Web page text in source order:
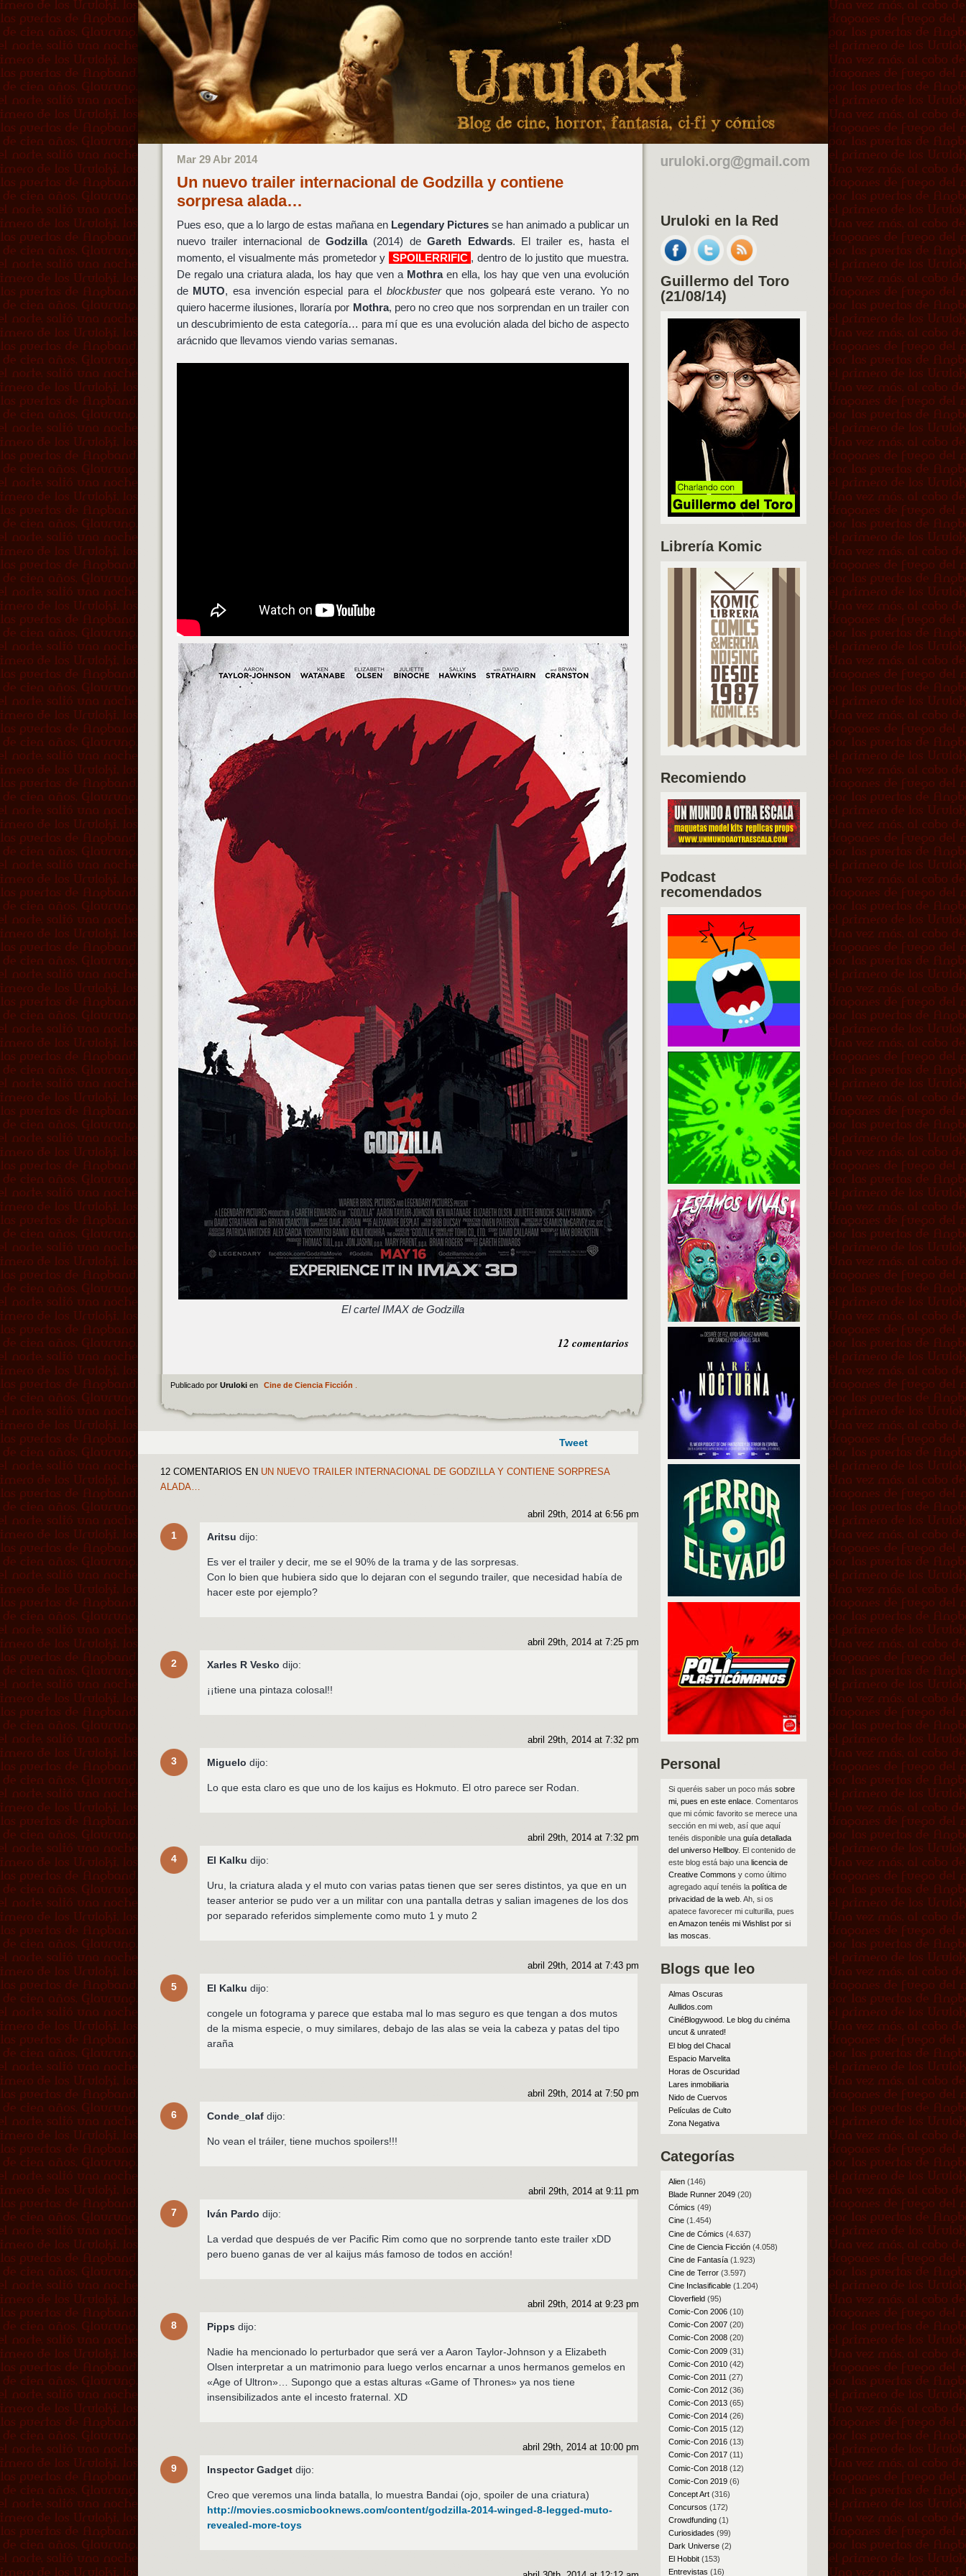
Mar 29 Abr 2014
Un nuevo trailer internacional de Godzilla y contiene
sorpresa alada…
Pues eso, que a lo largo de estas mañana en Legendary Picturesse han animado a publicar un
nuevo trailer internacional deGodzilla(2014) deGareth Edwards. El trailer es, hasta el
momento, el visualmente más prometedor y SPOILERRIFIC , dentro de lo justito que muestra.
De regalo una criatura alada, los hay que ven a Mothraen ella, los hay que ven una evolución
de MUTO, esa invención especial para el blockbusterque nos golpeará este verano. Yo no
quiero hacerme ilusiones, lloraría por Mothra, pero no creo que nos sorprendan en un trailer con
un descubrimiento de esta categoría… para mí que es una evolución alada del bicho de aspecto
arácnido que llevamos viendo varias semanas.
El cartel IMAX de Godzilla
12 comentarios
Publicado por Uruloki en Cine de Ciencia Ficción
Tweet
12 COMENTARIOS EN UN NUEVO TRAILER INTERNACIONAL DE GODZILLA Y CONTIENE SORPRESA
ALADA…
1
abril 29th, 2014 at 6:56 pm
Aritsu dijo:
Es ver el trailer y decir, me se el 90% de la trama y de las sorpresas.
Con lo bien que hubiera sido que lo dejaran con el segundo trailer, que necesidad había de
hacer este por ejemplo?
2
abril 29th, 2014 at 7:25 pm
Xarles R Vesko dijo:
¡¡tiene una pintaza colosal!!
3
abril 29th, 2014 at 7:32 pm
Miguelo dijo:
Lo que esta claro es que uno de los kaijus es Hokmuto. El otro parece ser Rodan.
4
abril 29th, 2014 at 7:32 pm
El Kalku dijo:
Uru, la criatura alada y el muto con varias patas tienen que ser seres distintos, ya que en un
teaser anterior se pudo ver a un militar con una pantalla detras y salian imagenes de los dos
por separado referidos simplemente como muto 1 y muto 2
5
abril 29th, 2014 at 7:43 pm
El Kalku dijo:
congele un fotograma y parece que estaba mal lo mas seguro es que tengan a dos mutos
de la misma especie, o muy similares, debajo de las alas se veia la cabeza y patas del tipo
araña
6
abril 29th, 2014 at 7:50 pm
Conde_olaf dijo:
No vean el tráiler, tiene muchos spoilers!!!
7
abril 29th, 2014 at 9:11 pm
Iván Pardo dijo:
La verdad que después de ver Pacific Rim como que no sorprende tanto este trailer xDD
pero bueno ganas de ver al kaijus más famoso de todos en acción!
8
abril 29th, 2014 at 9:23 pm
Pipps dijo:
Nadie ha mencionado lo perturbador que será ver a Aaron Taylor-Johnson y a Elizabeth
Olsen interpretar a un matrimonio para luego verlos encarnar a unos hermanos gemelos en
«Age of Ultron»… Supongo que a estas alturas «Game of Thrones» ya nos tiene
insensibilizados ante el incesto fraternal. XD
9
abril 29th, 2014 at 10:00 pm
Inspector Gadget dijo:
Creo que veremos una linda batalla, lo muestra Bandai (ojo, spoiler de una criatura)
http://movies.cosmicbooknews.com/content/godzilla-2014-winged-8-legged-muto-
revealed-more-toys
Uruloki en la Red
Guillermo del Toro
(21/08/14)
Librería Komic
Recomiendo
Podcast
recomendados
Personal
Si queréis saber un poco más sobre
mi, pues en este enlace. Comentaros
que mi cómic favorito se merece una
sección en mi web, así que aquí
tenéis disponible una guía detallada
del universo Hellboy. El contenido de
este blog está bajo una licencia de
Creative Commons y como último
agregado aquí tenéis la política de
privacidad de la web. Ah, si os
apatece favorecer mi culturilla, pues
en Amazon tenéis mi Wishlist por si
las moscas
Blogs que leo
Almas Oscuras
Aullidos.com
CinéBlogywood. Le blog du cinéma
uncut & unrated!
El blog del Chacal
Espacio Marvelita
Horas de Oscuridad
Lares inmobiliaria
Nido de Cuervos
Películas de Culto
Zona Negativa
Categorías
Alien(146)
Blade Runner 2049(20)
Cómics (49)
Cine(1.454)
Cine de Cómics (4.637)
Cine de Ciencia Ficción(4.058)
Cine de Fantasía(1.923)
Cine de Terror(3.597)
Cine Inclasificable(1.204)
Cloverfield(95)
Comic-Con 2006(10)
Comic-Con 2007(20)
Comic-Con 2008(20)
Comic-Con 2009(31)
Comic-Con 2010(42)
Comic-Con 2011 (27)
Comic-Con 2012(36)
Comic-Con 2013(65)
Comic-Con 2014(26)
Comic-Con 2015(12)
Comic-Con 2016(13)
Comic-Con 2017(11)
Comic-Con 2018(12)
Comic-Con 2019(6)
Concept Art(316)
Concursos (172)
Crowdfunding(1)
Curiosidades (99)
Dark Universe(2)
El Hobbit(153)
Entrevistas (16)